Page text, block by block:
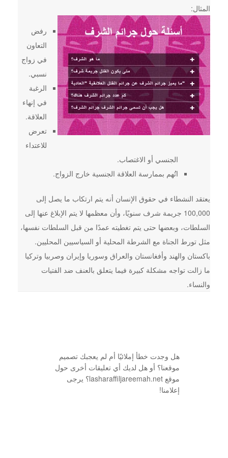
المثال:
رفض
التعاون
في زواج
نسبي.
الرغبة
في إنهاء
العلاقة.
تعرض
للاعتداء
الجنسي أو الاغتصاب.
اتُهم بممارسة العلاقة الجنسية خارج الزواج.
يعتقد النشطاء في حقوق الإنسان أنه يتم ارتكاب ما يصل إلى
100,000 جريمة شرف سنويًا، وأن معظمها لا يتم الإبلاغ عنها إلى
السلطات، وبعضها حتى يتم تغطيته عمدًا من قبل السلطات نفسها،
مثل تورط الجناة مع الشرطة المحلية أو السياسيين المحليين.
باكستان والهند وأفغانستان والعراق وسوريا وإيران وصربيا وتركيا
ما زالت تواجه مشكلة كبيرة فيما يتعلق بالعنف ضد الفتيات
والنساء.
هل وجدت خطأ إملائيًا أم لم يعجبك تصميم
موقعنا؟ أو هل لديك أي تعليقات أخرى حول
موقع lasharaffiljareemah.net؟ يرجى
إعلامنا!